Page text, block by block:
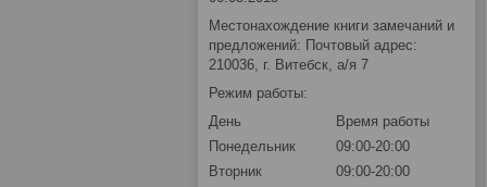
Местонахождение книги замечаний и
предложений: Почтовый адрес:
210036, г. Витебск, а/я 7
Режим работы:
День
Время работы
Понедельник
09:00-20:00
Вторник
09:00-20:00